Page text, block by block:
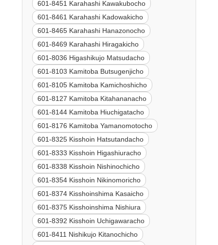
601-8451 Karahashi Kawakubocho
601-8461 Karahashi Kadowakicho
601-8465 Karahashi Hanazonocho
601-8469 Karahashi Hiragakicho
601-8036 Higashikujo Matsudacho
601-8103 Kamitoba Butsugenjicho
601-8105 Kamitoba Kamichoshicho
601-8127 Kamitoba Kitahananacho
601-8144 Kamitoba Hiuchigatacho
601-8176 Kamitoba Yamanomotocho
601-8325 Kisshoin Hatsutandacho
601-8333 Kisshoin Higashiuracho
601-8338 Kisshoin Nishinochicho
601-8354 Kisshoin Nikinomoricho
601-8374 Kisshoinshima Kasaicho
601-8375 Kisshoinshima Nishiura
601-8392 Kisshoin Uchigawaracho
601-8411 Nishikujo Kitanochicho